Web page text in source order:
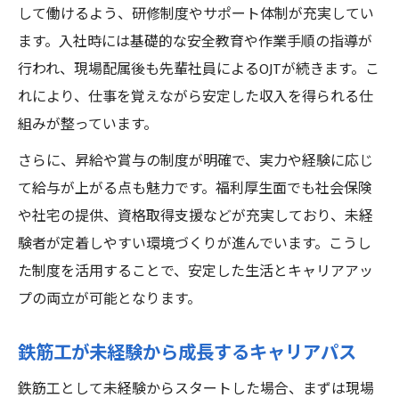
して働けるよう、研修制度やサポート体制が充実してい
ます。入社時には基礎的な安全教育や作業手順の指導が
行われ、現場配属後も先輩社員によるOJTが続きます。こ
れにより、仕事を覚えながら安定した収入を得られる仕
組みが整っています。
さらに、昇給や賞与の制度が明確で、実力や経験に応じ
て給与が上がる点も魅力です。福利厚生面でも社会保険
や社宅の提供、資格取得支援などが充実しており、未経
験者が定着しやすい環境づくりが進んでいます。こうし
た制度を活用することで、安定した生活とキャリアアッ
プの両立が可能となります。
鉄筋工が未経験から成長するキャリアパス
鉄筋工として未経験からスタートした場合、まずは現場